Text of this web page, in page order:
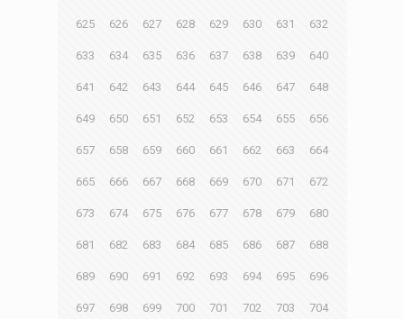
625 626 627 628 629 630 631 632
633 634 635 636 637 638 639 640
641 642 643 644 645 646 647 648
649 650 651 652 653 654 655 656
657 658 659 660 661 662 663 664
665 666 667 668 669 670 671 672
673 674 675 676 677 678 679 680
681 682 683 684 685 686 687 688
689 690 691 692 693 694 695 696
697 698 699 700 701 702 703 704